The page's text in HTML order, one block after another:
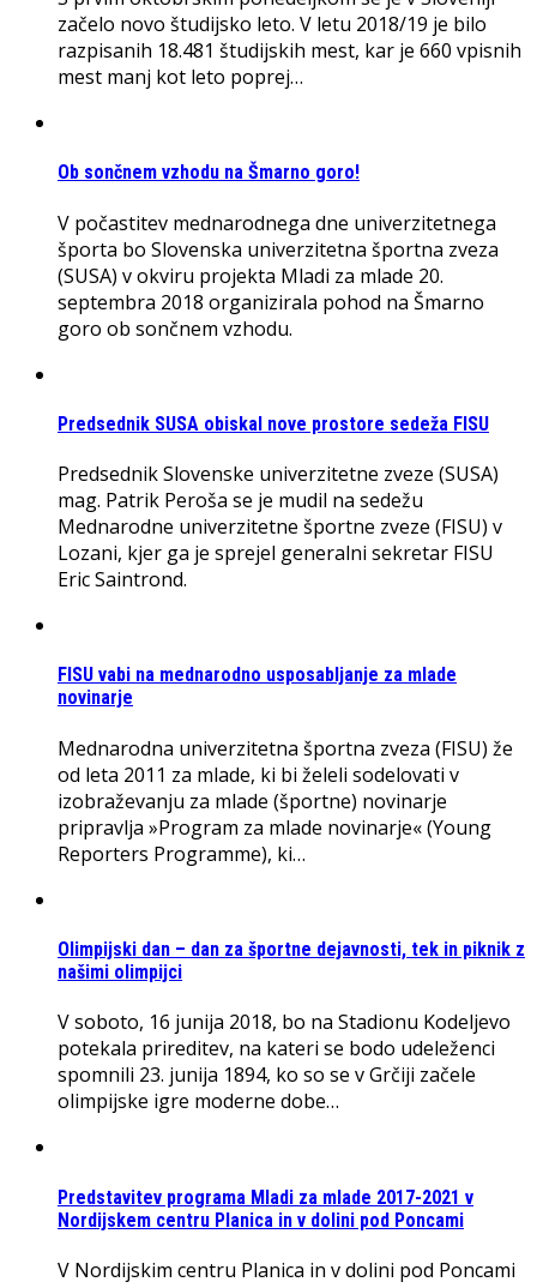
začelo novo študijsko leto. V letu 2018/19 je bilo
razpisanih 18.481 študijskih mest, kar je 660 vpisnih
mest manj kot leto poprej…
Ob sončnem vzhodu na Šmarno goro!
V počastitev mednarodnega dne univerzitetnega
športa bo Slovenska univerzitetna športna zveza
(SUSA) v okviru projekta Mladi za mlade 20.
septembra 2018 organizirala pohod na Šmarno
goro ob sončnem vzhodu.
Predsednik SUSA obiskal nove prostore sedeža FISU
Predsednik Slovenske univerzitetne zveze (SUSA)
mag. Patrik Peroša se je mudil na sedežu
Mednarodne univerzitetne športne zveze (FISU) v
Lozani, kjer ga je sprejel generalni sekretar FISU
Eric Saintrond.
FISU vabi na mednarodno usposabljanje za mlade
novinarje
Mednarodna univerzitetna športna zveza (FISU) že
od leta 2011 za mlade, ki bi želeli sodelovati v
izobraževanju za mlade (športne) novinarje
pripravlja »Program za mlade novinarje« (Young
Reporters Programme), ki…
Olimpijski dan – dan za športne dejavnosti, tek in piknik z
našimi olimpijci
V soboto, 16 junija 2018, bo na Stadionu Kodeljevo
potekala prireditev, na kateri se bodo udeleženci
spomnili 23. junija 1894, ko so se v Grčiji začele
olimpijske igre moderne dobe…
Predstavitev programa Mladi za mlade 2017-2021 v
Nordijskem centru Planica in v dolini pod Poncami
V Nordijskim centru Planica in v dolini pod Poncami